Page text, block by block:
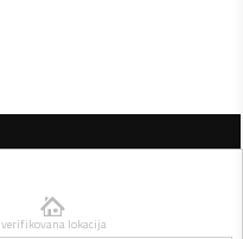
verifikovana lokacija